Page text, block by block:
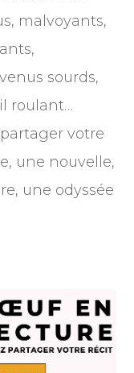
malvoyants,
sourds,
roulant…
votre
une nouvelle,
une odyssée